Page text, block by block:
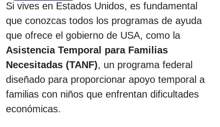
Si vives en Estados Unidos, es fundamental
que conozcas todos los programas de ayuda
que ofrece el gobierno de USA, como la
Asistencia Temporal para Familias
Necesitadas (TANF), un programa federal
diseñado para proporcionar apoyo temporal a
familias con niños que enfrentan dificultades
económicas.